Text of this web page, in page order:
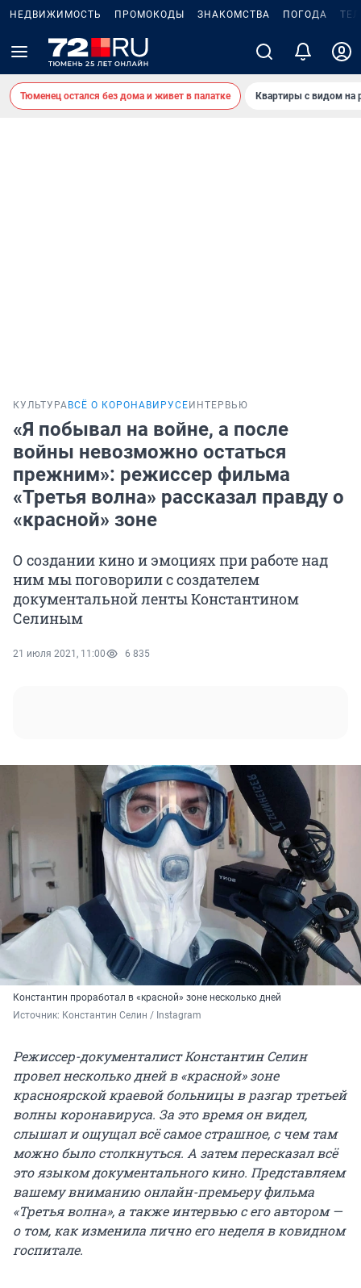
НЕДВИЖИМОСТЬ ПРОМОКОДЫ ЗНАКОМСТВА ПОГОДА
Тюменец остался без дома и живет в палатке Квартиры с видом на
КУЛЬТУРА ВСЁ О КОРОНАВИРУСЕ ИНТЕРВЬЮ
«Я побывал на войне, а после
войны невозможно остаться
прежним»: режиссер фильма
«Третья волна» рассказал правду о
«красной» зоне
О создании кино и эмоциях при работе над
ним мы поговорили с создателем
документальной ленты Константином
Селиным
21 июля 2021, 11:00 6 835
Константин проработал в «красной» зоне несколько дней
Источник: Константин Селин / Instagram
Режиссер-документалист Константин Селин
провел несколько дней в «красной» зоне
красноярской краевой больницы в разгар третьей
волны коронавируса. За это время он видел,
слышал и ощущал всё самое страшное, с чем там
можно было столкнуться. А затем пересказал всё
это языком документального кино. Представляем
вашему вниманию онлайн-премьеру фильма
«Третья волна», а также интервью с его автором —
о том, как изменила лично его неделя в ковидном
госпитале.